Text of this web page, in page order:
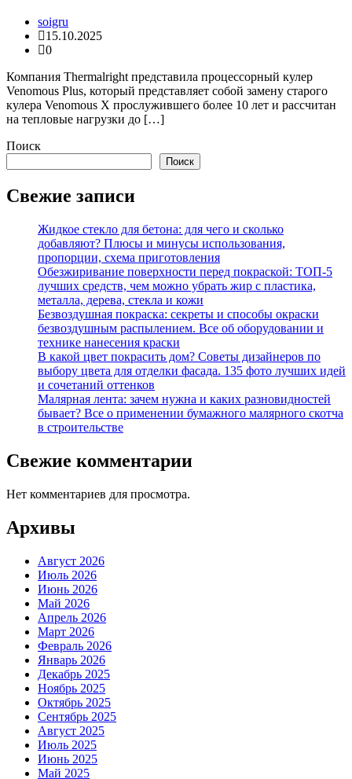
soigru
15.10.2025
0
Компания Thermalright представила процессорный кулер
Venomous Plus, который представляет собой замену старого
кулера Venomous X прослужившего более 10 лет и рассчитан
на тепловые нагрузки до […]
Поиск
Поиск
Свежие записи
Жидкое стекло для бетона: для чего и сколько
добавляют? Плюсы и минусы использования,
пропорции, схема приготовления
Обезжиривание поверхности перед покраской: ТОП-5
лучших средств, чем можно убрать жир с пластика,
металла, дерева, стекла и кожи
Безвоздушная покраска: секреты и способы окраски
безвоздушным распылением. Все об оборудовании и
технике нанесения краски
В какой цвет покрасить дом? Советы дизайнеров по
выбору цвета для отделки фасада. 135 фото лучших идей
и сочетаний оттенков
Малярная лента: зачем нужна и каких разновидностей
бывает? Все о применении бумажного малярного скотча
в строительстве
Свежие комментарии
Нет комментариев для просмотра.
Архивы
Август 2026
Июль 2026
Июнь 2026
Май 2026
Апрель 2026
Март 2026
Февраль 2026
Январь 2026
Декабрь 2025
Ноябрь 2025
Октябрь 2025
Сентябрь 2025
Август 2025
Июль 2025
Июнь 2025
Май 2025